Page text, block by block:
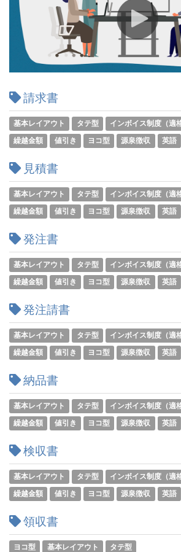
請求書
基本レイアウト タテ型
インボイス制度（適
繰越金額
値引き ヨコ型 源泉徴収 英語
見積書
基本レイアウト タテ型
インボイス制度（適
繰越金額
値引き ヨコ型 源泉徴収 英語
発注書
基本レイアウト タテ型
インボイス制度（適
繰越金額
値引き ヨコ型 源泉徴収 英語
発注請書
基本レイアウト タテ型
インボイス制度（適
繰越金額
値引き ヨコ型 源泉徴収 英語
納品書
基本レイアウト タテ型
インボイス制度（適
繰越金額
値引き ヨコ型 源泉徴収 英語
検収書
基本レイアウト タテ型
インボイス制度（適
繰越金額
値引き ヨコ型 源泉徴収 英語
領収書
ヨコ型 基本レイアウト タテ型